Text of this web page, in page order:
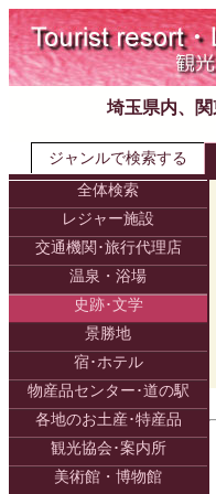
埼玉県内、
ジャンルで検索する
全体検索
レジャー施設
交通機関･旅行代理店
温泉・浴場
史跡･文学
景勝地
宿･ホテル
物産品センター･道の駅
各地のお土産･特産品
観光協会･案内所
美術館・博物館